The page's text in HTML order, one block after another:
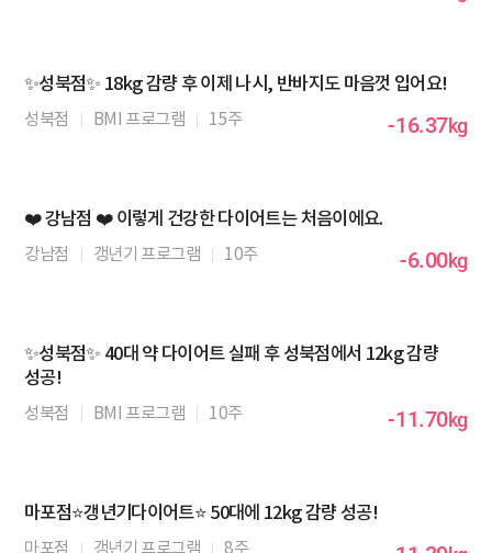
✨성북점✨ 18kg 감량 후 이제 나시, 반바지도 마음껏 입어요!
성북점 BMI 프로그램 15주 -16.37kg
❤️ 강남점 ❤️ 이렇게 건강한 다이어트는 처음이에요.
강남점 갱년기 프로그램 10주 -6.00kg
✨성북점✨ 40대 약 다이어트 실패 후 성북점에서 12kg 감량
성공!
성북점 BMI 프로그램 10주 -11.70kg
마포점⭐갱년기다이어트⭐ 50대에 12kg 감량 성공!